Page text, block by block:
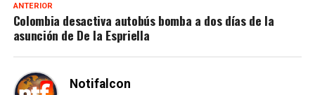
ANTERIOR
Colombia desactiva autobús bomba a dos días de la
asunción de De la Espriella
Notifalcon